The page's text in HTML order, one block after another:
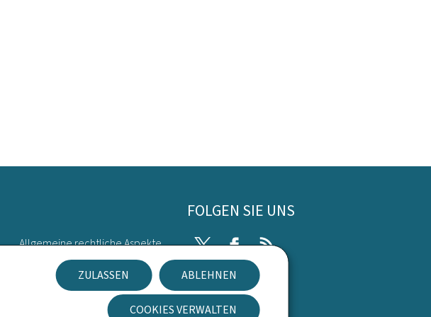
ZULASSEN ABLEHNEN
COOKIES VERWALTEN
Allgemeine rechtliche Aspekte
Barrierefreiheit
Verwaltung der Cookies
FOLGEN SIE UNS
TwitterFacebook
RSS
Newsletter